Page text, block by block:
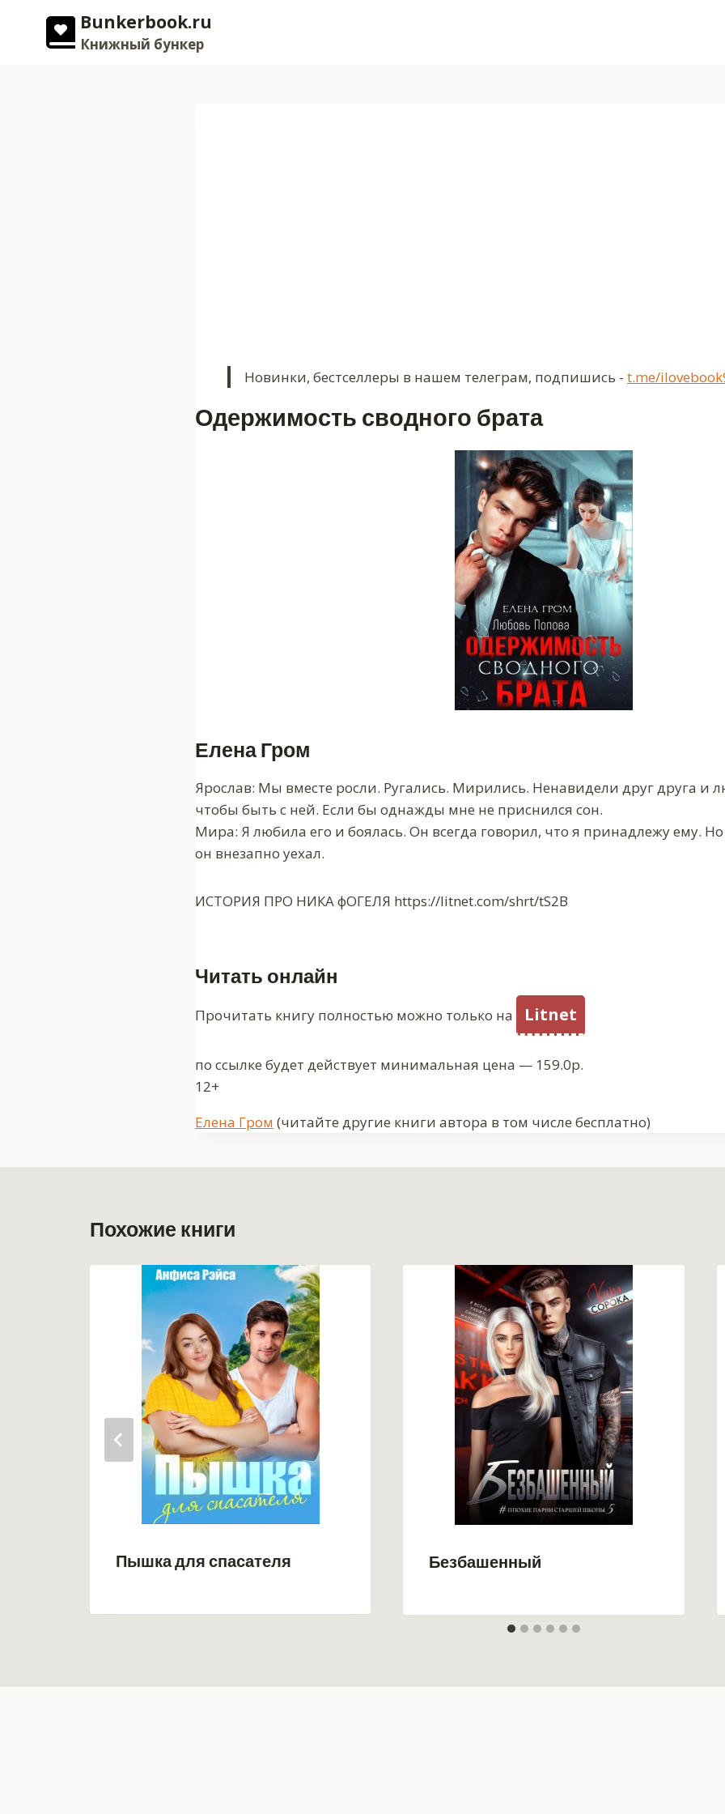
содержимому
Bunkerbook.ru
Книжный бункер
Новинки, бестселлеры в нашем телеграм, подпишись - t.me/
Одержимость сводного брата
Елена Гром
Ярослав: Мы вместе росли. Ругались. Мирились. Ненавидели друг друга и
чтобы быть с ней. Если бы однажды мне не приснился сон.
Мира: Я любила его и боялась. Он всегда говорил, что я принадлежу ему.
он внезапно уехал.
ИСТОРИЯ ПРО НИКА фОГЕЛЯ https://litnet.com/shrt/tS2B
Читать онлайн
Прочитать книгу полностью можно только на Litnet
по ссылке будет действует минимальная цена — 159.0р.
12+
Метки
Елена Гром (читайте другие книги автора в том числе бесплатно)
Похожие книги
Пышка для спасателя Безбашенный